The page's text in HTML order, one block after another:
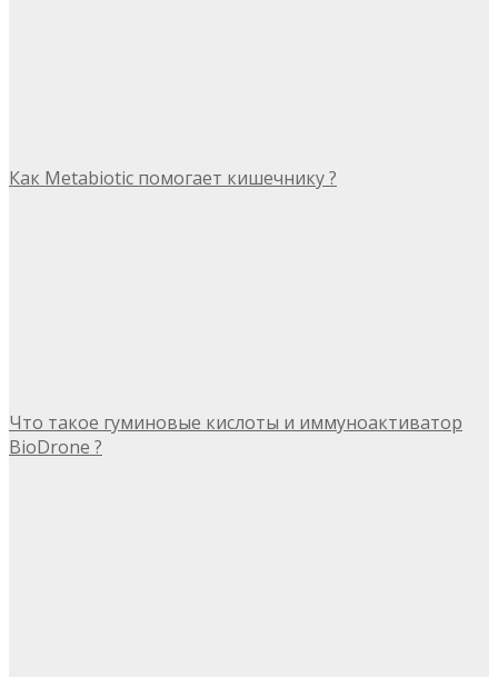
Как Metabiotic помогает кишечнику ?
Что такое гуминовые кислоты и иммуноактиватор
BioDrone ?